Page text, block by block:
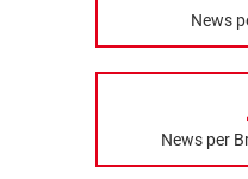
News
News per